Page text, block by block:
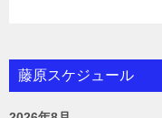
藤原スケジュール